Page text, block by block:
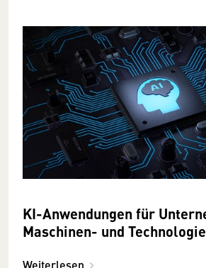
KI-Anwendungen für
Maschinen- und